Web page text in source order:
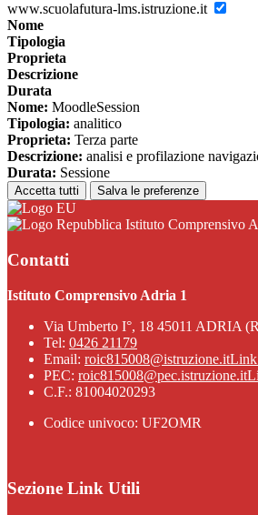
www.scuolafutura-lms.istruzione.it
Nome
Tipologia
Proprieta
Descrizione
Durata
Nome: MoodleSession
Tipologia: analitico
Proprieta: Terza parte
Descrizione: analisi e profilazione
Durata: Sessione
Accetta tutti Salva le preferenze
Istituto Comprensivo
Contatti
Istituto Comprensivo Adria 1
Via Umberto I°, 18 45011 ADRIA
Tel: 0426 21179
Email: roic815008@istruzione.itLink
PEC: roic815008@pec.istruzione.it
C.F.: 81004020293
Codice univoco: UF2OMR
Sezione Link Utili